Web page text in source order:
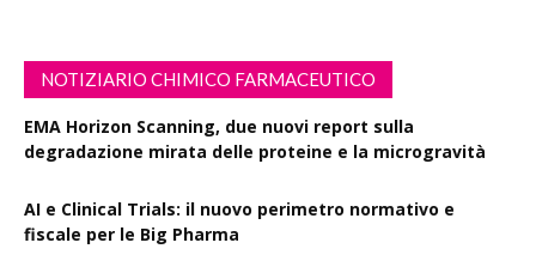
NOTIZIARIO CHIMICO FARMACEUTICO
EMA Horizon Scanning, due nuovi report sulla
degradazione mirata delle proteine e la microgravità
AI e Clinical Trials: il nuovo perimetro normativo e
fiscale per le Big Pharma